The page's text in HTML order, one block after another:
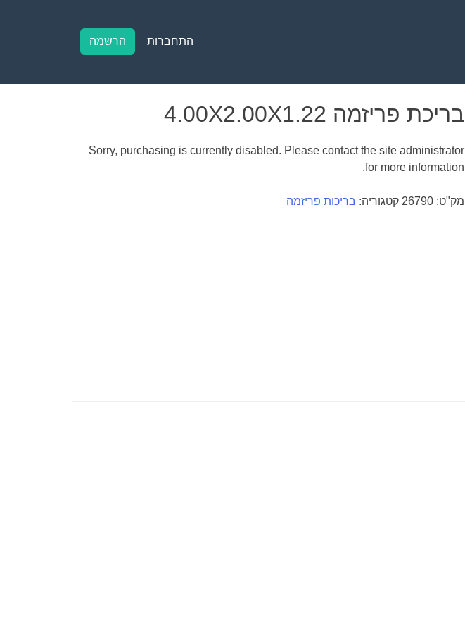
התחברות הרשמה
בריכת פריזמה 4.00X2.00X1.22
Sorry, purchasing is currently disabled. Please contact the site administrator
for more information.
מק"ט: 26790 קטגוריה: בריכות פריזמה